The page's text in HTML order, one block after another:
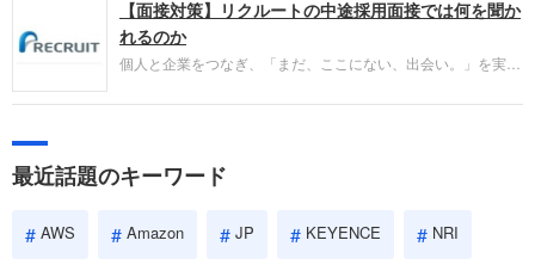
ネ」の転職エージェントがお勧めするイチオシ企業
IBMです。採用面接対策の企業研究にご活用くださ
い。
【面接対策】リクルートの中途採用面接では何を聞か
れるのか
個人と企業をつなぎ、「まだ、ここにない、出会い。」を実現
やこれまでの成果を具体的に問われるほか、「人間性」も評価
しょう。
最近話題のキーワード
AWS Amazon JP KEYENCE NRI